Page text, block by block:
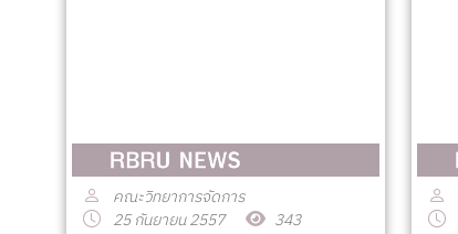
คณะวิทยาการจัดการ
25 กันยายน 2557
343